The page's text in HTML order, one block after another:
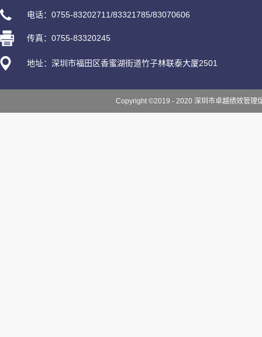
电话：0755-83202711/83321785/83070606
传真：0755-83320245
地址：深圳市福田区香蜜湖街道竹子林联泰大厦2501
Copyright ©2019 - 2020 深圳市卓越绩效管理